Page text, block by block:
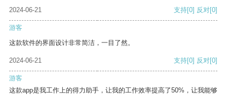
2024-06-21
支持[0] 反对[0]
游客
这款软件的界面设计非常简洁，一目了然。
2024-06-21 支持[0] 反对[0]
游客
这款app是我工作上的得力助手，让我的工作效率提高了50%，让我能够